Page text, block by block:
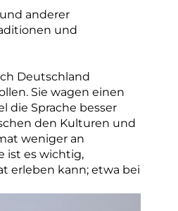
anderer
und
Deutschland
Sie wagen einen
die Sprache besser
den Kulturen und
weniger an
ist es wichtig,
erleben kann; etwa bei